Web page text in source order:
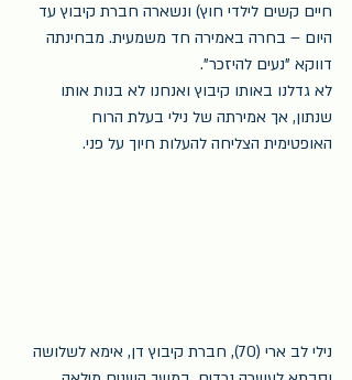
חיים קשים לילדי חוץ) ונשארה חברת קיבוץ עד
היום – בחרה באמירה חד משמעית. מבחינתה
דווקא "נעים להיזכר".
לא גדלנו באותו קיבוץ ואנחנו לא בנות אותו
שנתון, אך אמירתה של נילי בעלת הרוח
האופטימית הצליחה להעלות חיוך על פני.
נילי לב ארי (70), חברת קיבוץ דן, אימא לשלושה